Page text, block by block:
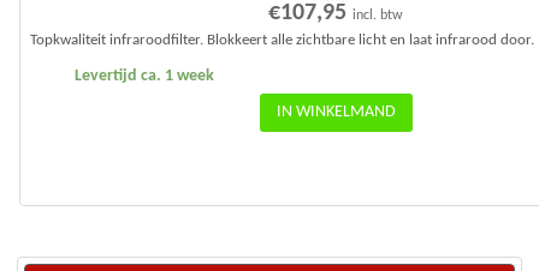
€107,95 incl. btw
Levertijd ca. 1 week
Topkwaliteit infraroodfilter. Blokkeert alle zichtbare licht en laat infrarood door.
IN WINKELMAND